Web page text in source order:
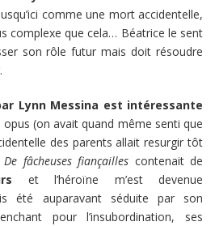
comme une mort accidentelle,
complexe que cela… Béatrice le sent
son rôle futur mais doit résoudre
Lynn Messina est intéressante
(on avait quand même senti que
des parents allait resurgir tôt
De fâcheuses fiançailles contenait de
et l’héroïne m’est devenue
été auparavant séduite par son
pour l’insubordination, ses